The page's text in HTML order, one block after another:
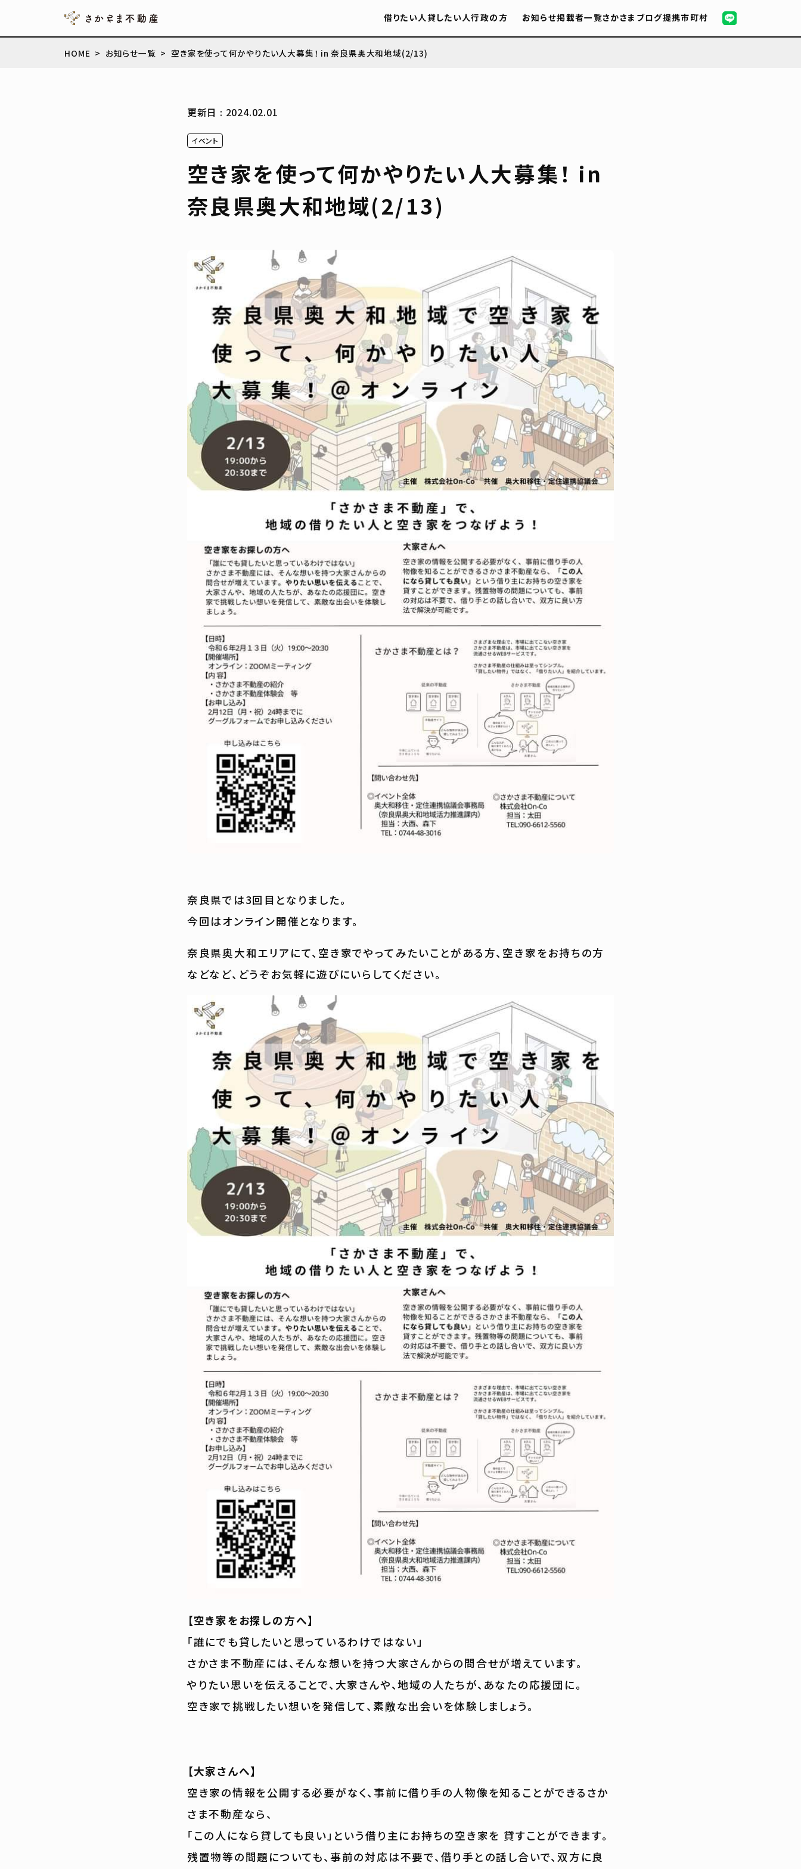
借りたい人貸したい人行政の方 お知らせ掲載者一覧さかさまブログ提携市町村
HOME お知らせ一覧 空き家を使って何かやりたい人大募集！ in 奈良県奥大和地域(2/13)
更新日 : 2024.02.01
イベント
空き家を使って何かやりたい人大募集！ in
奈良県奥大和地域(2/13)
奈良県では3回目となりました。
今回はオンライン開催となります。
奈良県奥大和エリアにて、空き家でやってみたいことがある方、空き家をお持ちの方
などなど、どうぞお気軽に遊びにいらしてください。
【空き家をお探しの方へ】
「誰にでも貸したいと思っているわけではない」
さかさま不動産には、そんな想いを持つ大家さんからの問合せが増えています。
やりたい思いを伝えることで、大家さんや、地域の人たちが、あなたの応援団に。
空き家で挑戦したい想いを発信して、素敵な出会いを体験しましょう。
【大家さんへ】
空き家の情報を公開する必要がなく、事前に借り手の人物像を知ることができるさか
さま不動産なら、
「この人になら貸しても良い」という借り主にお持ちの空き家を 貸すことができます。
残置物等の問題についても、事前の対応は不要で、借り手との話し合いで、双方に良